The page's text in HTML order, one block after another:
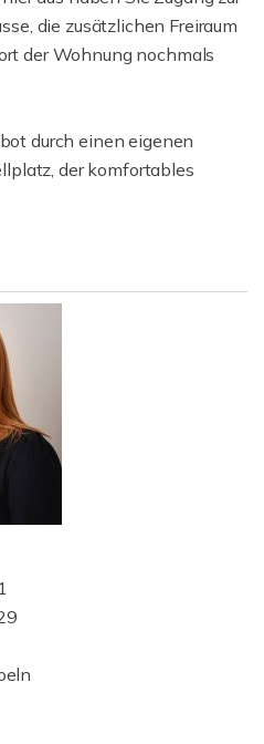
die zusätzlichen Freiraum
der Wohnung nochmals
durch einen eigenen
der komfortables